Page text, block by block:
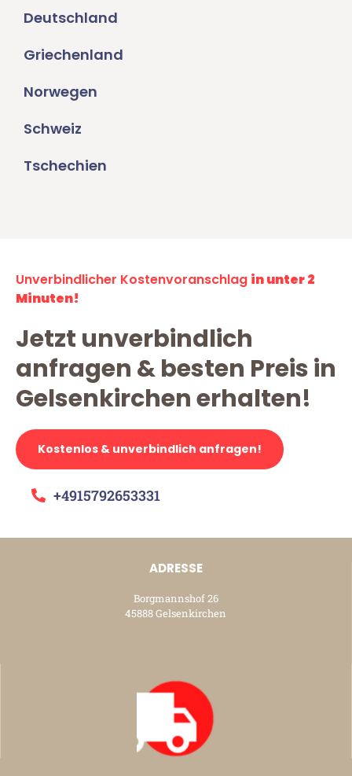
Deutschland
Griechenland
Norwegen
Schweiz
Tschechien
Unverbindlicher Kostenvoranschlag in unter 2
Minuten!
Jetzt unverbindlich
anfragen & besten Preis in
Gelsenkirchen erhalten!
Kostenlos & unverbindlich anfragen!
+4915792653331
ADRESSE
Borgmannshof 26
45888 Gelsenkirchen